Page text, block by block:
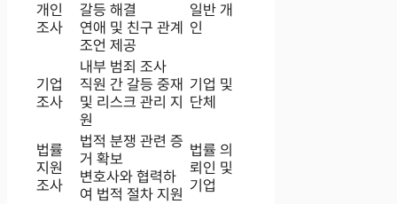
개인
조사
갈등 해결
연애 및 친구 관계
조언 제공
일반 개
인
기업
조사
내부 범죄 조사
직원 간 갈등 중재
및 리스크 관리 지
원
기업 및
단체
법률
지원
조사
법적 분쟁 관련 증
거 확보
변호사와 협력하
여 법적 절차 지원
법률 의
뢰인 및
기업